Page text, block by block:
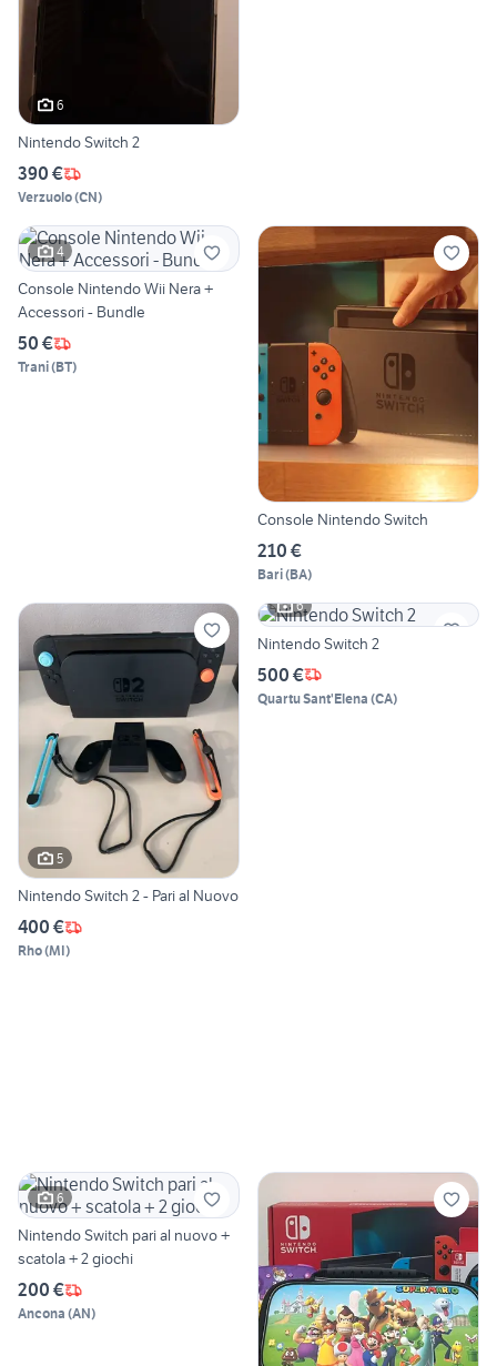
6
Nintendo Switch 2
390 €
Verzuolo(CN)
4
Console Nintendo Wii Nera +
Accessori - Bundle
50 €
Trani(BT)
Console Nintendo Switch
210 €
Bari(BA)
5
Nintendo Switch 2 - Pari al Nuovo
400 €
Rho(MI)
6
Nintendo Switch 2
500 €
Quartu Sant'Elena (CA)
6
Nintendo Switch pari al nuovo +
scatola + 2 giochi
200 €
Ancona (AN)